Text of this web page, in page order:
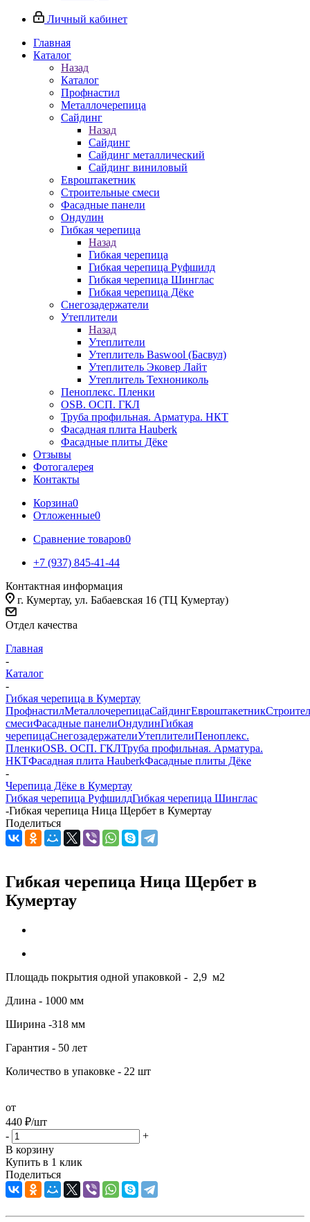
Личный кабинет
Главная
Каталог
Назад
Каталог
Профнастил
Металлочерепица
Сайдинг
Назад
Сайдинг
Сайдинг металлический
Сайдинг виниловый
Евроштакетник
Строительные смеси
Фасадные панели
Ондулин
Гибкая черепица
Назад
Гибкая черепица
Гибкая черепица Руфшилд
Гибкая черепица Шинглас
Гибкая черепица Дёке
Снегозадержатели
Утеплители
Назад
Утеплители
Утеплитель Baswool (Басвул)
Утеплитель Эковер Лайт
Утеплитель Технониколь
Пеноплекс. Пленки
OSB. ОСП. ГКЛ
Труба профильная. Арматура. НКТ
Фасадная плита Hauberk
Фасадные плиты Дёке
Отзывы
Фотогалерея
Контакты
Корзина0
Отложенные0
Сравнение товаров0
+7 (937) 845-41-44
Контактная информация
г. Кумертау, ул. Бабаевская 16 (ТЦ Кумертау)
Отдел качества
Главная
-
Каталог
-
Гибкая черепица в Кумертау
ПрофнастилМеталлочерепицаСайдингЕвроштакетник
смесиФасадные панелиОндулинГибкая
черепицаСнегозадержателиУтеплителиПеноплекс.
ПленкиOSB. ОСП. ГКЛТруба профильная. Арматура.
НКТФасадная плита HauberkФасадные плиты Дёке
-
Черепица Дёке в Кумертау
Гибкая черепица РуфшилдГибкая черепица Шинглас
-Гибкая черепица Ница Щербет в Кумертау
Поделиться
Гибкая черепица Ница Щербет в
Кумертау
Площадь покрытия одной упаковкой - 2,9 м2
Длина - 1000 мм
Ширина -318 мм
Гарантия - 50 лет
Количество в упаковке - 22 шт
от
440 ₽/шт
-
+
В корзину
Купить в 1 клик
Поделиться